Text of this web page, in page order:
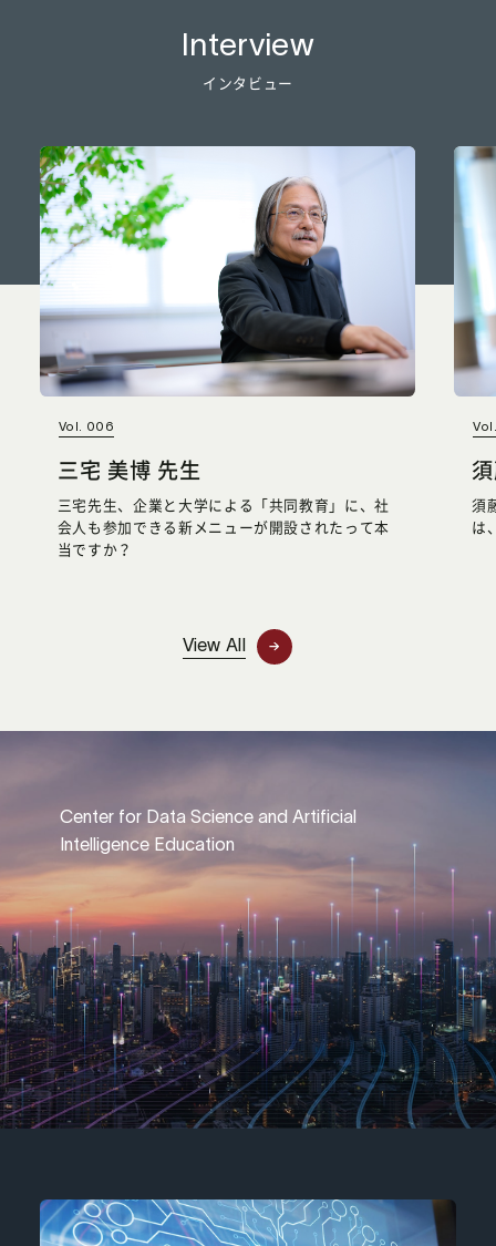
Interview
インタビュー
Vol. 006
三宅 美博 先生
三宅先生、企業と大学による「共同教育」に、社
会人も参加できる新メニューが開設されたって本
当ですか？
須
は
View All
Center for Data Science and Artificial
Intelligence Education